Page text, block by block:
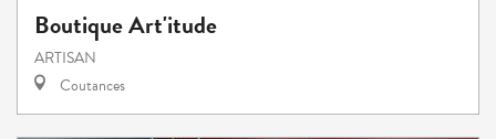
Boutique Art'itude
ARTISAN
Coutances